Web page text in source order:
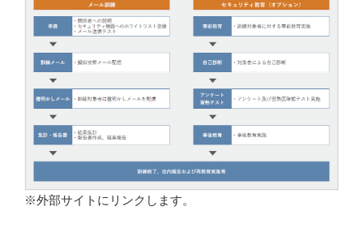
※外部サイトにリンクします。